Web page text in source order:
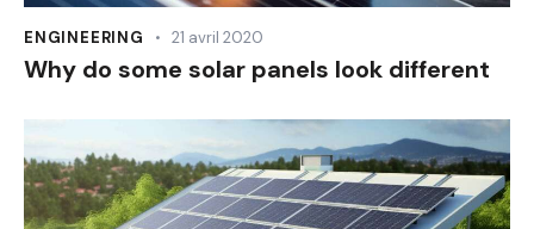
ENGINEERING 21 avril 2020
Why do some solar panels look different